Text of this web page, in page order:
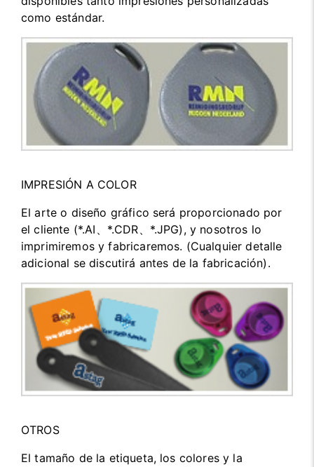
como estándar.
IMPRESIÓN A COLOR
El arte o diseño gráfico será proporcionado por
el cliente (*.AI、*.CDR、*.JPG), y nosotros lo
imprimiremos y fabricaremos. (Cualquier detalle
adicional se discutirá antes de la fabricación).
OTROS
El tamaño de la etiqueta, los colores y la